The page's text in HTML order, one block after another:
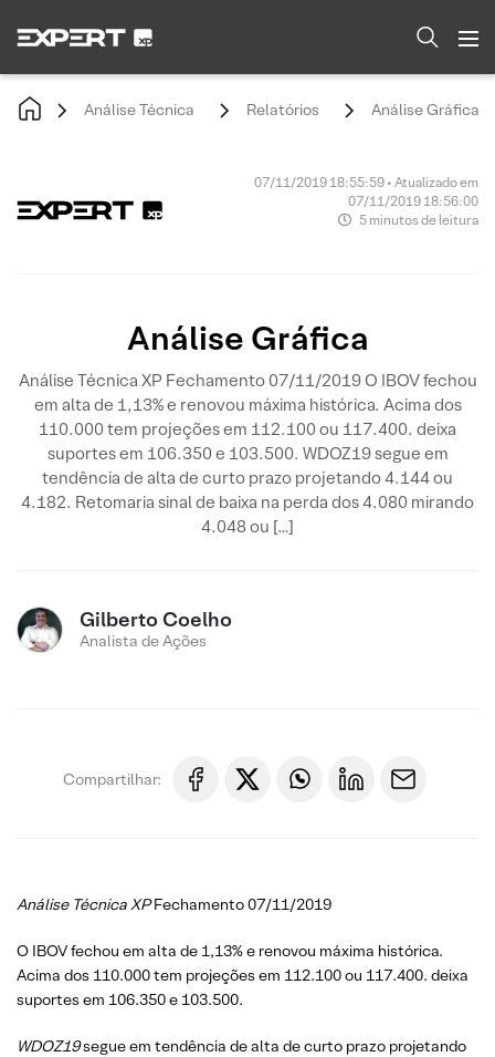
Análise Técnica Relatórios Análise Gráfica
07/11/2019 18:55:59 • Atualizado em
07/11/2019 18:56:00
5 minutos de leitura
Análise Gráfica
Análise Técnica XP Fechamento 07/11/2019 O IBOV fechou
em alta de 1,13% e renovou máxima histórica. Acima dos
110.000 tem projeções em 112.100 ou 117.400. deixa
suportes em 106.350 e 103.500. WDOZ19 segue em
tendência de alta de curto prazo projetando 4.144 ou
4.182. Retomaria sinal de baixa na perda dos 4.080 mirando
4.048 ou […]
Gilberto Coelho
Analista de Ações
Compartilhar:
Análise Técnica XPFechamento 07/11/2019
O IBOV fechou em alta de 1,13% e renovou máxima histórica.
Acima dos 110.000 tem projeções em 112.100 ou 117.400. deixa
suportes em 106.350 e 103.500.
WDOZ19segue em tendência de alta de curto prazo projetando